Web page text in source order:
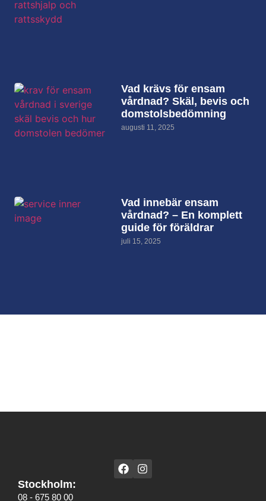
Vad krävs för ensam
vårdnad? Skäl, bevis och
domstolsbedömning
augusti 11, 2025
Vad innebär ensam
vårdnad? – En komplett
guide för föräldrar
juli 15, 2025
Stockholm:
08 - 675 80 00